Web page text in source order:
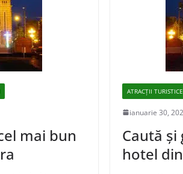
mai bun
ATRACȚII TURISTICE
ianuarie 30,
Caută și
hotel